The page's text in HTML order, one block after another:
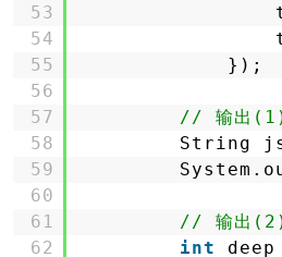
53
54
55
56
57
58
59
60
61
62
});
// 输出(1)
String
// 输出(2)
int